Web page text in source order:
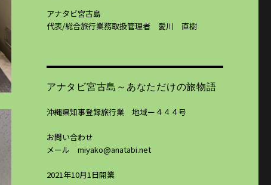
アナタビ宮古島
代表/総合旅行業務取扱管理者 愛川 直樹
アナタビ宮古島～あなただけの旅物語
沖縄県知事登録旅行業 地域ー４４４号
お問い合わせ
メール miyako@anatabi.net
2021年10月1日開業